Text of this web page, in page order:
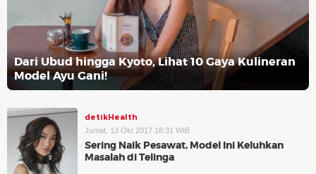
Dari Ubud hingga Kyoto, Lihat 10 Gaya Kulineran
Model Ayu Gani!
detikHealth
Jumat, 13 Okt 2017 18:31 WIB
Sering Naik Pesawat, Model Ini Keluhkan
Masalah di Telinga